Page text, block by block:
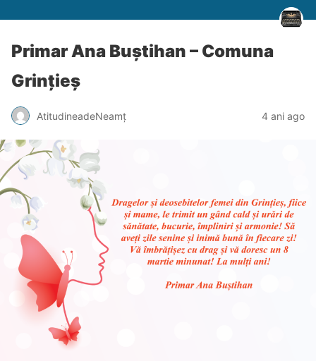
Primar Ana Buștihan – Comuna
Grințieș
AtitudineadeNeamț 4 ani ago